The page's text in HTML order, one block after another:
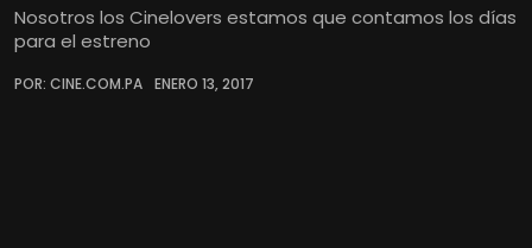
Nosotros los Cinelovers estamos que contamos los días
para el estreno
POR: CINE.COM.PA ENERO 13, 2017